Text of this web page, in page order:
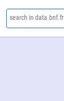
search in data.bnf.fr